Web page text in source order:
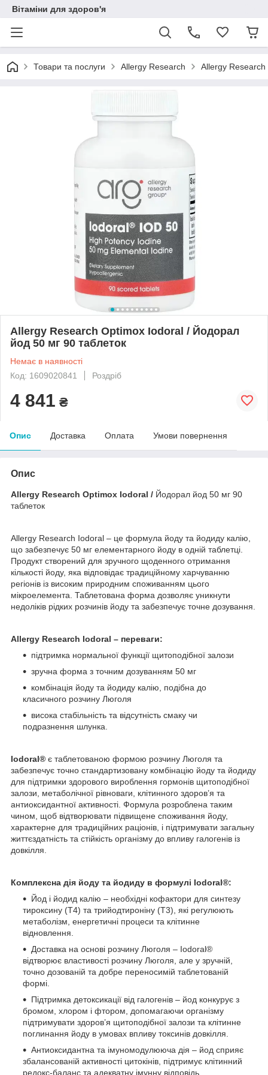
Вітаміни для здоров'я
Товари та послуги Allergy Research Allergy
Allergy Research Optimox Iodoral / Йодорал
йод 50 мг 90 таблеток
Немає в наявності
Код: 1609020841
Роздріб
4 841 ₴
Опис Доставка Оплата Умови повернення
Опис
Allergy Research Optimox Iodoral / Йодорал йод 50 мг 90
таблеток
Allergy Research Iodoral – це формула йоду та йодиду калію,
що забезпечує 50 мг елементарного йоду в одній таблетці.
Продукт створений для зручного щоденного отримання
кількості йоду, яка відповідає традиційному харчуванню
регіонів із високим природним споживанням цього
мікроелемента. Таблетована форма дозволяє уникнути
недоліків рідких розчинів йоду та забезпечує точне дозування.
Allergy Research Iodoral – переваги:
підтримка нормальної функції щитоподібної залози
зручна форма з точним дозуванням 50 мг
комбінація йоду та йодиду калію, подібна до
класичного розчину Люголя
висока стабільність та відсутність смаку чи
подразнення шлунка.
Iodoral® є таблетованою формою розчину Люголя та
забезпечує точно стандартизовану комбінацію йоду та йодиду
для підтримки здорового вироблення гормонів щитоподібної
залози, метаболічної рівноваги, клітинного здоров’я та
антиоксидантної активності. Формула розроблена таким
чином, щоб відтворювати підвищене споживання йоду,
характерне для традиційних раціонів, і підтримувати загальну
життєздатність та стійкість організму до впливу галогенів із
довкілля.
Комплексна дія йоду та йодиду в формулі Iodoral®:
Йод і йодид калію – необхідні кофактори для синтезу
тироксину (T4) та трийодтироніну (T3), які регулюють
метаболізм, енергетичні процеси та клітинне
відновлення.
Доставка на основі розчину Люголя – Iodoral®
відтворює властивості розчину Люголя, але у зручній,
точно дозованій та добре переносимій таблетованій
формі.
Підтримка детоксикації від галогенів – йод конкурує з
бромом, хлором і фтором, допомагаючи організму
підтримувати здоров’я щитоподібної залози та клітинне
поглинання йоду в умовах впливу токсинів довкілля.
Антиоксидантна та імуномодулююча дія – йод сприяє
збалансованій активності цитокінів, підтримує клітинний
редокс‑баланс та адекватну імунну відповідь.